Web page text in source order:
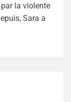
par la violente
Sara a